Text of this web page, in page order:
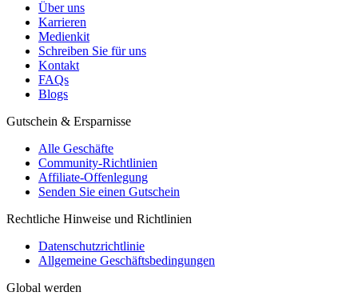
Über uns
Karrieren
Medienkit
Schreiben Sie für uns
Kontakt
FAQs
Blogs
Gutschein & Ersparnisse
Alle Geschäfte
Community-Richtlinien
Affiliate-Offenlegung
Senden Sie einen Gutschein
Rechtliche Hinweise und Richtlinien
Datenschutzrichtlinie
Allgemeine Geschäftsbedingungen
Global werden